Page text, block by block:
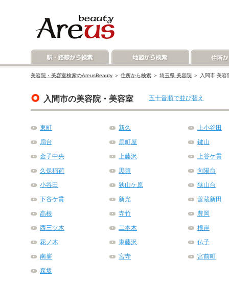
美容院・美容室検索のAreusBeauty ＞ 住所から検索 ＞ 埼玉県 美容院 ＞ 入間市 美容
入間市の美容院・美容室 五十音順で並び替え
東町 新久
上小谷田
扇台
扇町屋
鍵山
金子中央
上藤沢
上谷ケ貫
久保稲荷
黒須
向陽台
小谷田
狭山ケ原
狭山台
下谷ケ貫
新光
善蔵新田
高根
寺竹
豊岡
西三ツ木
二本木
根岸
花ノ木
東藤沢
仏子
南峯
宮寺
宮前町
森坂